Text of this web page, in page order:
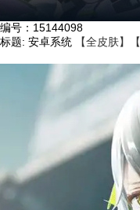
编号： 15144098
标题: 安卓系统 【全皮肤】